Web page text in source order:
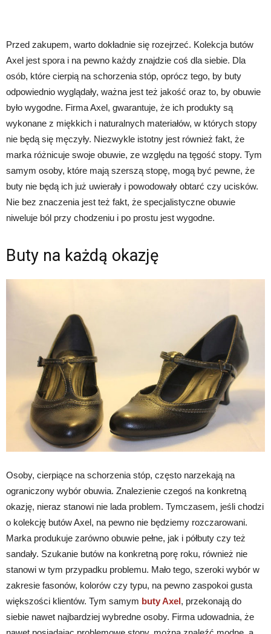
Przed zakupem, warto dokładnie się rozejrzeć. Kolekcja butów
Axel jest spora i na pewno każdy znajdzie coś dla siebie. Dla
osób, które cierpią na schorzenia stóp, oprócz tego, by buty
odpowiednio wyglądały, ważna jest też jakość oraz to, by obuwie
było wygodne. Firma Axel, gwarantuje, że ich produkty są
wykonane z miękkich i naturalnych materiałów, w których stopy
nie będą się męczyły. Niezwykle istotny jest również fakt, że
marka różnicuje swoje obuwie, ze względu na tęgość stopy. Tym
samym osoby, które mają szerszą stopę, mogą być pewne, że
buty nie będą ich już uwierały i powodowały obtarć czy ucisków.
Nie bez znaczenia jest też fakt, że specjalistyczne obuwie
niweluje ból przy chodzeniu i po prostu jest wygodne.
Buty na każdą okazję
Osoby, cierpiące na schorzenia stóp, często narzekają na
ograniczony wybór obuwia. Znalezienie czegoś na konkretną
okazję, nieraz stanowi nie lada problem. Tymczasem, jeśli chodzi
o kolekcję butów Axel, na pewno nie będziemy rozczarowani.
Marka produkuje zarówno obuwie pełne, jak i półbuty czy też
sandały. Szukanie butów na konkretną porę roku, również nie
stanowi w tym przypadku problemu. Mało tego, szeroki wybór w
zakresie fasonów, kolorów czy typu, na pewno zaspokoi gusta
większości klientów. Tym samym buty Axel, przekonają do
siebie nawet najbardziej wybredne osoby. Firma udowadnia, że